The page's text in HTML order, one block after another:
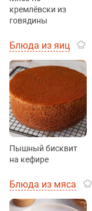
кремлёвски из
говядины
Блюда из яиц
Пышный бисквит
на кефире
Блюда из мяса